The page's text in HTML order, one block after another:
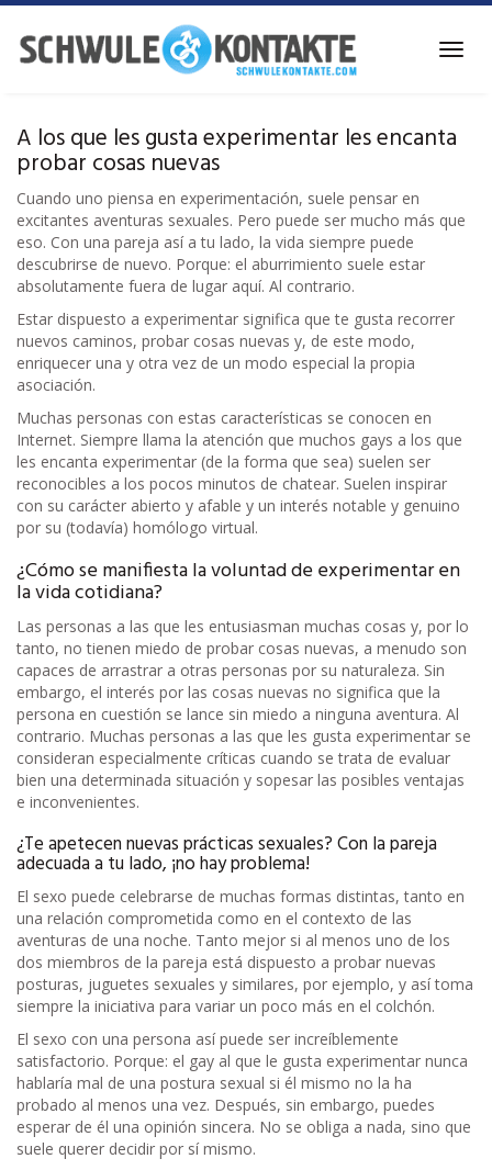
Ir
contenido
A los que les gusta experimentar les encanta
probar cosas nuevas
Cuando uno piensa en experimentación, suele pensar en
excitantes aventuras sexuales. Pero puede ser mucho más que
eso. Con una pareja así a tu lado, la vida siempre puede
descubrirse de nuevo. Porque: el aburrimiento suele estar
absolutamente fuera de lugar aquí. Al contrario.
Estar dispuesto a experimentar significa que te gusta recorrer
nuevos caminos, probar cosas nuevas y, de este modo,
enriquecer una y otra vez de un modo especial la propia
asociación.
Muchas personas con estas características se conocen en
Internet. Siempre llama la atención que muchos gays a los que
les encanta experimentar (de la forma que sea) suelen ser
reconocibles a los pocos minutos de chatear. Suelen inspirar
con su carácter abierto y afable y un interés notable y genuino
por su (todavía) homólogo virtual.
¿Cómo se manifiesta la voluntad de experimentar en
la vida cotidiana?
Las personas a las que les entusiasman muchas cosas y, por lo
tanto, no tienen miedo de probar cosas nuevas, a menudo son
capaces de arrastrar a otras personas por su naturaleza. Sin
embargo, el interés por las cosas nuevas no significa que la
persona en cuestión se lance sin miedo a ninguna aventura. Al
contrario. Muchas personas a las que les gusta experimentar se
consideran especialmente críticas cuando se trata de evaluar
bien una determinada situación y sopesar las posibles ventajas
e inconvenientes.
¿Te apetecen nuevas prácticas sexuales? Con la pareja
adecuada a tu lado, ¡no hay problema!
El sexo puede celebrarse de muchas formas distintas, tanto en
una relación comprometida como en el contexto de las
aventuras de una noche. Tanto mejor si al menos uno de los
dos miembros de la pareja está dispuesto a probar nuevas
posturas, juguetes sexuales y similares, por ejemplo, y así toma
siempre la iniciativa para variar un poco más en el colchón.
El sexo con una persona así puede ser increíblemente
satisfactorio. Porque: el gay al que le gusta experimentar nunca
hablaría mal de una postura sexual si él mismo no la ha
probado al menos una vez. Después, sin embargo, puedes
esperar de él una opinión sincera. No se obliga a nada, sino que
suele querer decidir por sí mismo.